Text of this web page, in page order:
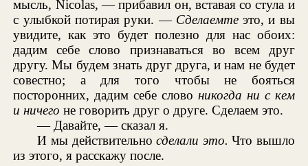
мысль, Nicolas, — прибавил он, вставая со стула и
с улыбкой потирая руки. — Сделаемтеэто, и вы
увидите, как это будет полезно для нас обоих:
дадим себе слово признаваться во всем друг
другу. Мы будем знать друг друга, и нам не будет
совестно; а для того чтобы не бояться
посторонних, дадим себе слово никогда ни с кем
и ничего не говорить друг о друге. Сделаем это.
— Давайте, — сказал я.
И мы действительносделали это. Что вышло
из этого, я расскажу после.